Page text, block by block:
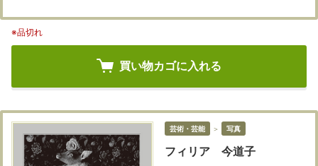
※品切れ
買い物カゴに入れる
芸術・芸能 ＞ 写真
フィリア 今道子